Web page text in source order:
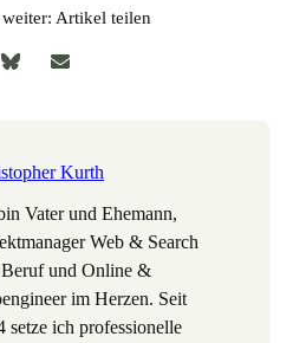
Artikel teilen
Kurth
Vater und Ehemann,
Web & Search
und Online &
im Herzen. Seit
setze ich professionelle